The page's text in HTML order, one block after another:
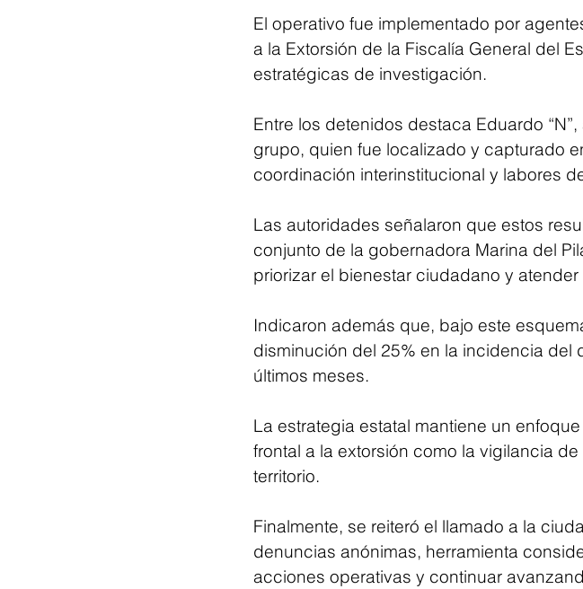
El operativo fue implementado por
a la Extorsión de la Fiscalía General del
estratégicas de investigación.
Entre los detenidos destaca Eduardo
grupo, quien fue localizado y capturado
coordinación interinstitucional y labores
Las autoridades señalaron que estos
conjunto de la gobernadora Marina del
priorizar el bienestar ciudadano y
Indicaron además que, bajo este
disminución del 25% en la incidencia del
últimos meses.
La estrategia estatal mantiene un
frontal a la extorsión como la vigilancia
territorio.
Finalmente, se reiteró el llamado a la
denuncias anónimas, herramienta
acciones operativas y continuar